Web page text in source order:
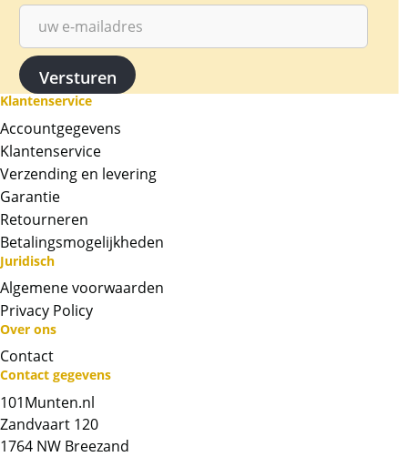
Chat met ons
Klantenservice
Accountgegevens
Klantenservice
Verzending en levering
Garantie
Retourneren
Betalingsmogelijkheden
Juridisch
Algemene voorwaarden
Privacy Policy
Over ons
Contact
Contact gegevens
101Munten.nl
Zandvaart 120
1764 NW Breezand